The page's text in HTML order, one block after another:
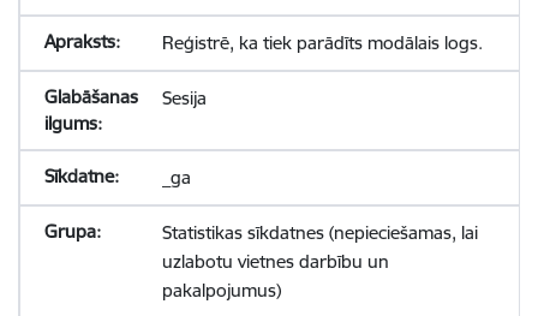
Reģistrē, ka tiek parādīts modālais logs.
Sesija
_ga
Statistikas sīkdatnes (nepieciešamas, lai
uzlabotu vietnes darbību un
pakalpojumus)